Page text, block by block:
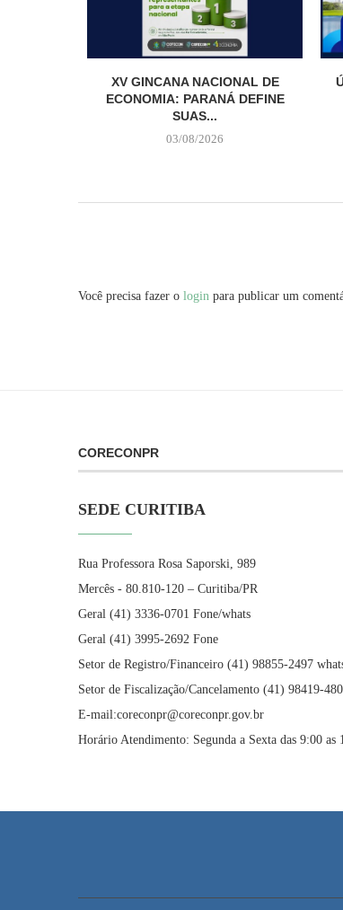
XV GINCANA NACIONAL DE
ECONOMIA: PARANÁ DEFINE
SUAS...
03/08/2026
Você precisa fazer o login para publicar um
CORECONPR
SEDE CURITIBA
Rua Professora Rosa Saporski, 989
Mercês - 80.810-120 – Curitiba/PR
Geral (41) 3336-0701 Fone/whats
Geral (41) 3995-2692 Fone
Setor de Registro/Financeiro (41) 98855-2497
Setor de Fiscalização/Cancelamento (41) 98419-
E-mail:coreconpr@coreconpr.gov.br
Horário Atendimento: Segunda a Sexta das 9:00 as